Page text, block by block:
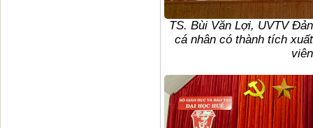
TS. Bùi Văn Lợi, UVTV
cá nhân có thành tích